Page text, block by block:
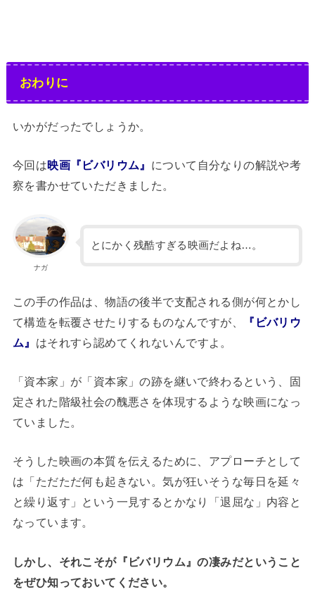
おわりに
いかがだったでしょうか。
今回は映画『ビバリウム』 について自分なりの解説や考
察を書かせていただきました。
ナガ
とにかく残酷すぎる映画だよね…。
この手の作品は、物語の後半で支配される側が何とかし
て構造を転覆させたりするものなんですが、
『ビバリウ
ム』 はそれすら認めてくれないんですよ。
「資本家」が「資本家」の跡を継いで終わるという、固
定された階級社会の醜悪さを体現するような映画になっ
ていました。
そうした映画の本質を伝えるために、アプローチとして
は「ただただ何も起きない。気が狂いそうな毎日を延々
と繰り返す」という一見するとかなり「退屈な」内容と
なっています。
しかし、それこそが『ビバリウム』の凄みだということ
をぜひ知っておいてください。